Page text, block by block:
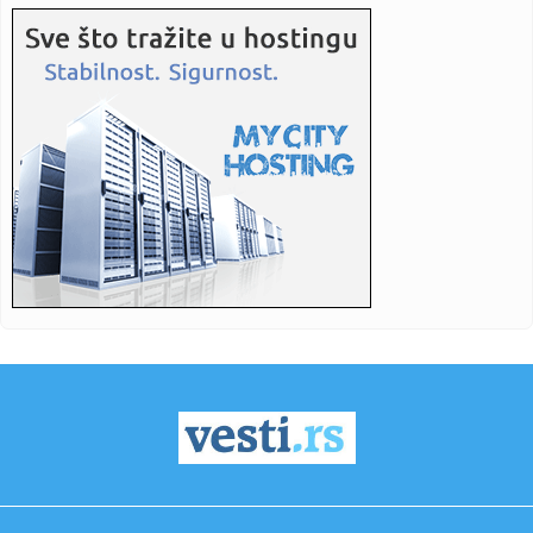
11:15: Šok otkriće u stanu Saše Vidića: Pronađen rukopis knjige
koj...
11:10:
11:04:Данас се ово не ради у кући: Срби ...
11:03:Svečani doček za Zelenskog ispred Palate Srbija, sledi
sastanak...
11:01:Prepoznali glas Barta Simpsona u avionu, a onda joj dali
mikrofon...
Zatvara se put Gaj–Kajtasovo, saobraćaj se preusmerava